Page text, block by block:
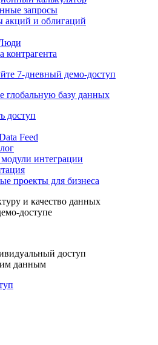
запросы
акций и облигаций
контрагента
7-дневный демо-доступ
глобальную базу данных
доступ
Feed
интеграции
проекты для бизнеса
и качество данных
доступе
доступ
данным